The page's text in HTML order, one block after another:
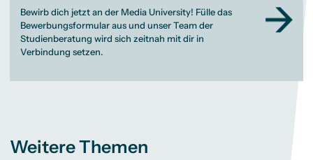
Bewirb dich jetzt an der Media University! Fülle das
Bewerbungsformular aus und unser Team der
Studienberatung wird sich zeitnah mit dir in
Verbindung setzen.
Weitere Themen